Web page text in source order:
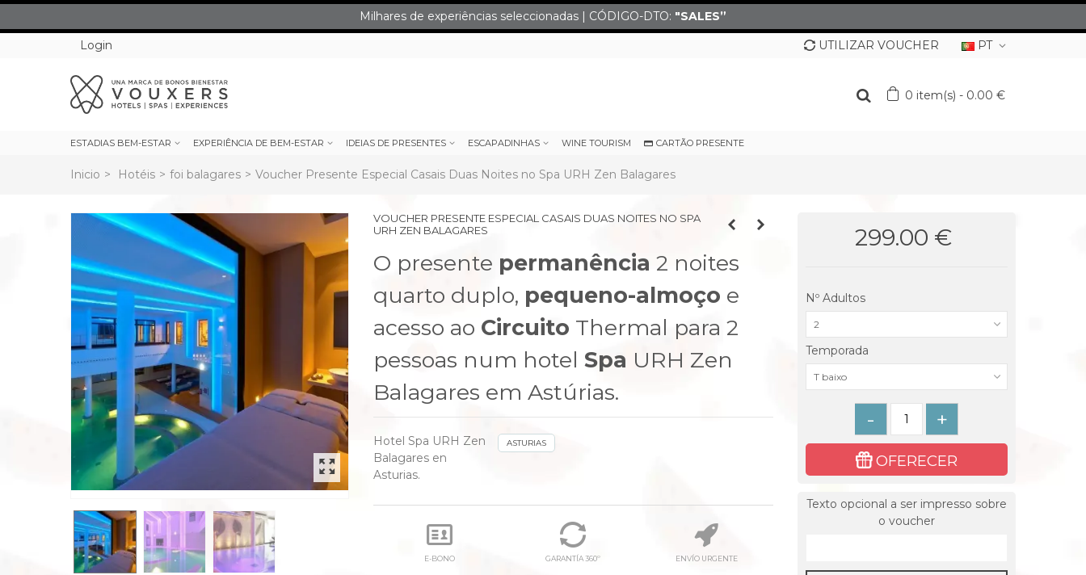
Milhares de experiências seleccionadas | CÓDIGO-DTO: "SALES”
Login
PT
UTILIZAR VOUCHER
0 item(s) - 0.00 €
ESTADIAS BEM-ESTAR EXPERIÊNCIA DE BEM-ESTAR IDEIAS DE PRESENTES ESCAPADINHAS WINE TOURISM CARTÃO PRESENTE
Inicio > Hotéis > foi balagares > Voucher Presente Especial Casais Duas Noites no Spa URH Zen Balagares
next
VOUCHER PRESENTE ESPECIAL CASAIS DUAS NOITES NO SPA
URH ZEN BALAGARES
O presente permanência 2 noites
quarto duplo, pequeno-almoço e
acesso ao Circuito Thermal para 2
pessoas num hotel Spa URH Zen
Balagares em Astúrias.
Hotel Spa URH Zen
Balagares en
Asturias.
ASTURIAS
E-BONO GARANTÍA 360º ENVÍO URGENTE
299.00 €
Nº Adultos
2
Temporada
T baixo
- +
OFERECER
Texto opcional a ser impresso sobre
o voucher